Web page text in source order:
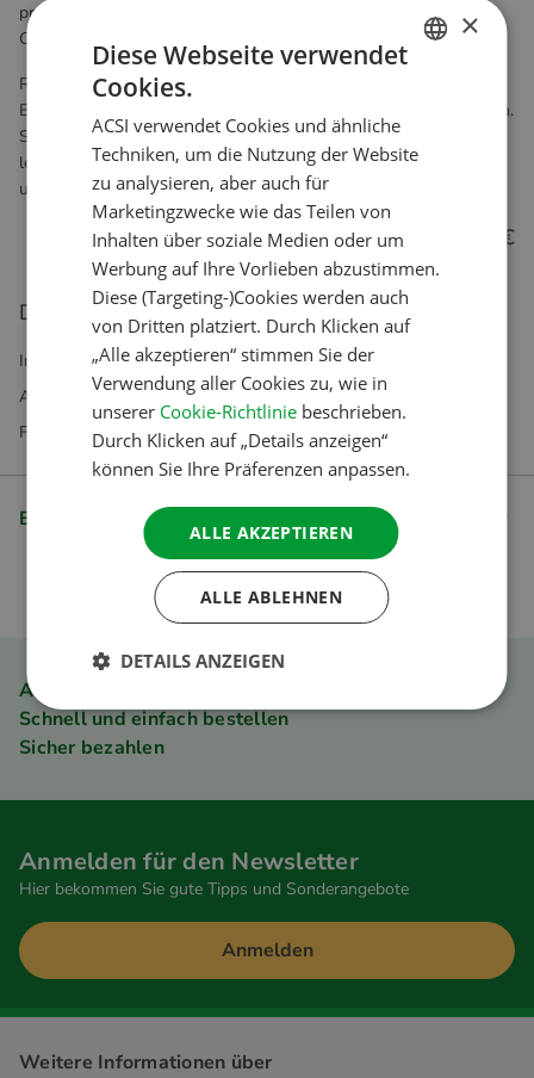
praktischen App. Damit haben Sie alle Informationen zu 3 000
Campingplätzen auch digital jederzeit zur Hand.
Reisen Sie mit dem Wohnmobil? Dann wählen Sie im
Bestellvorgang das Zusatzpaket mit 9 000 Wohnmobilstellplätzen.
Sie können dies tun, sobald Sie das Produkt in den Warenkorb
legen und den Bestellvorgang starten. Die App ist ideal für
unterwegs und kann auch offline genutzt werden!
4.99 €
Dieses Produkt kann nicht direkt gekauft werden.
Inklusive MwST. Exkl. Versandkosten
Abonnements ausschließlich in unserem Webshop erhältlich
Fragen? Unser Kundenservice hilft Ihnen gerne weiter
Beschreibung
ACSI Club ID Mitgliedervorteil
Schnell und einfach bestellen
Sicher bezahlen
Anmelden für den Newsletter
Hier bekommen Sie gute Tipps und Sonderangebote
Anmelden
Weitere Informationen über
DANISH
SPANISH
×
Diese Webseite verwendet
Cookies.
ACSI verwendet Cookies und ähnliche
Techniken, um die Nutzung der Website
zu analysieren, aber auch für
Marketingzwecke wie das Teilen von
Inhalten über soziale Medien oder um
Werbung auf Ihre Vorlieben abzustimmen.
Diese (Targeting-)Cookies werden auch
von Dritten platziert. Durch Klicken auf
„Alle akzeptieren“ stimmen Sie der
Verwendung aller Cookies zu, wie in
unserer Cookie-Richtlinie beschrieben.
Durch Klicken auf „Details anzeigen“
können Sie Ihre Präferenzen anpassen.
ALLE AKZEPTIEREN
ALLE ABLEHNEN
DETAILS ANZEIGEN